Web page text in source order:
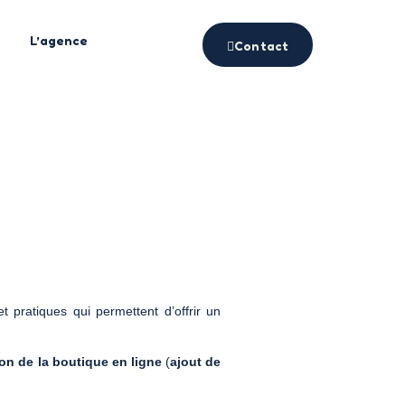
L’agence Contact
pratiques qui permettent d’offrir un
de la boutique en ligne(ajout de